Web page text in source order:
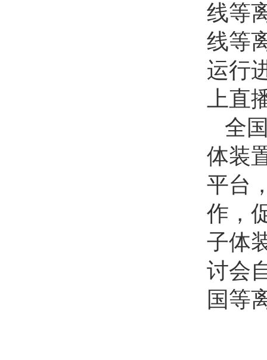
线等
线等
运行
上直
全
体装
平台
作，
子体
讨会
国等